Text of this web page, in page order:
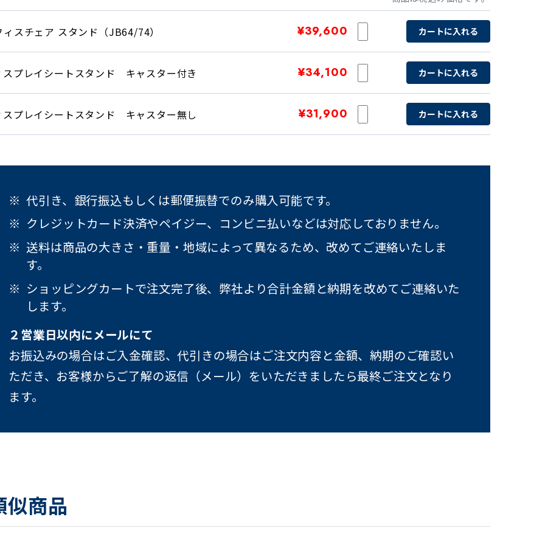
ィスチェア スタンド（JB64/74） ¥39,600 カートに入れる
スプレイシートスタンド キャスター付き ¥34,100 カートに入れる
スプレイシートスタンド キャスター無し ¥31,900 カートに入れる
代引き、銀行振込もしくは郵便振替でのみ購入可能です。
クレジットカード決済やペイジー、コンビニ払いなどは対応しておりません。
送料は商品の大きさ・重量・地域によって異なるため、改めてご連絡いたしま
す。
ショッピングカートで注文完了後、弊社より合計金額と納期を改めてご連絡いた
します。
２営業日以内にメールにて
お振込みの場合はご入金確認、代引きの場合はご注文内容と金額、納期のご確認い
ただき、お客様からご了解の返信（メール）をいただきましたら最終ご注文となり
ます。
似商品